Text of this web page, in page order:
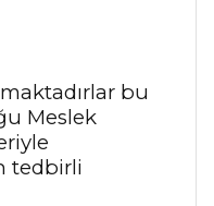
bu
Meslek
tedbirli